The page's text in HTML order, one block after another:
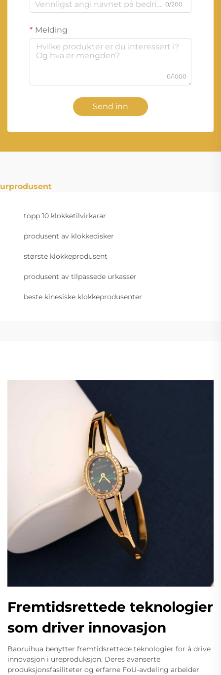
0/200
Melding
0/1000
Send inn
urprodusent
topp 10 klokketilvirkarar
produsent av klokkedisker
største klokkeprodusent
produsent av tilpassede urkasser
beste kinesiske klokkeprodusenter
Fremtidsrettede teknologier
som driver innovasjon
Baoruihua benytter fremtidsrettede teknologier for å drive
innovasjon i ureproduksjon. Deres avanserte
produksjonsfasiliteter og erfarne FoU-avdeling arbeider